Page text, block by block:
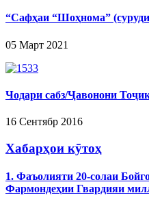
“Сафҳаи “Шоҳнома”
05 Март 2021
Чодари сабз/Ҷавонони
16 Сентябр 2016
Хабарҳои кӯтоҳ
1. Фаъолияти 20-солаи
Фармондеҳии Гвардияи